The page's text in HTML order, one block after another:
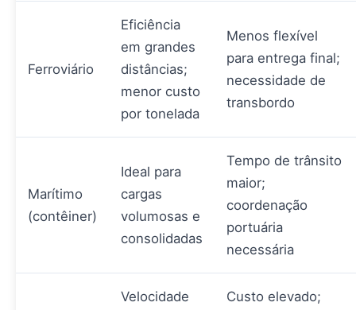
Ferroviário
Eficiência
em grandes
distâncias;
menor custo
por tonelada
Menos flexível
para entrega final;
necessidade de
transbordo
Marítimo
(contêiner)
Ideal para
cargas
volumosas e
consolidadas
Tempo de trânsito
maior;
coordenação
portuária
necessária
Velocidade
Custo elevado;